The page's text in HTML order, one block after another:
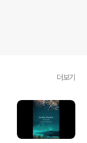
더보기